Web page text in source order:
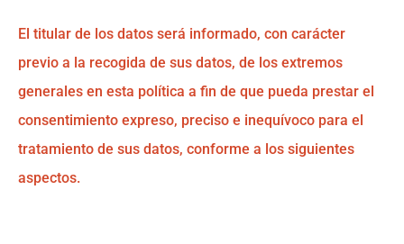
El titular de los datos será informado, con carácter
previo a la recogida de sus datos, de los extremos
generales en esta política a fin de que pueda prestar el
consentimiento expreso, preciso e inequívoco para el
tratamiento de sus datos, conforme a los siguientes
aspectos.